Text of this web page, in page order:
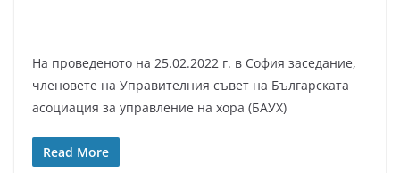
На проведеното на 25.02.2022 г. в София заседание,
членовете на Управителния съвет на Българската
асоциация за управление на хора (БАУХ)
Read More